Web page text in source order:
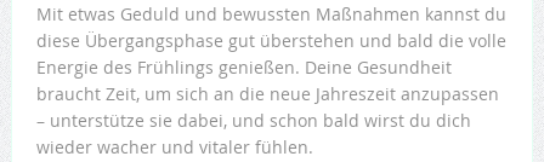
Mit etwas Geduld und bewussten Maßnahmen kannst du
diese Übergangsphase gut überstehen und bald die volle
Energie des Frühlings genießen. Deine Gesundheit
braucht Zeit, um sich an die neue Jahreszeit anzupassen
– unterstütze sie dabei, und schon bald wirst du dich
wieder wacher und vitaler fühlen.